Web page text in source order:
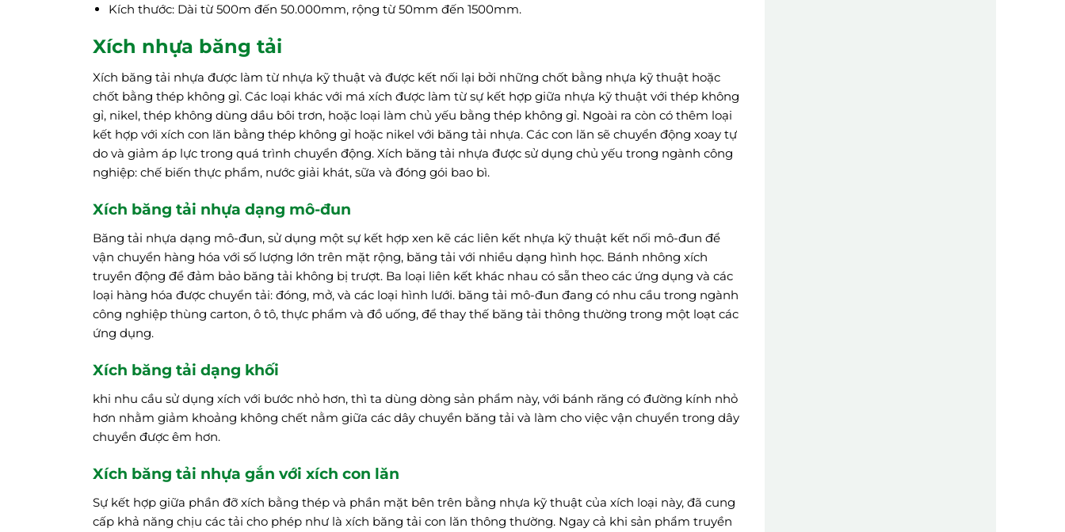
Kích thước: Dài từ 500m đến 50.000mm, rộng từ 50mm đến 1500mm.
Xích nhựa băng tải
Xích băng tải nhựa được làm từ nhựa kỹ thuật và được kết nối lại bởi những chốt bằng nhựa kỹ thuật hoặc
chốt bằng thép không gỉ. Các loại khác với má xích được làm từ sự kết hợp giữa nhựa kỹ thuật với thép không
gỉ, nikel, thép không dùng dầu bôi trơn, hoặc loại làm chủ yếu bằng thép không gỉ. Ngoài ra còn có thêm loại
kết hợp với xích con lăn bằng thép không gỉ hoặc nikel với băng tải nhựa. Các con lăn sẽ chuyển động xoay tự
do và giảm áp lực trong quá trình chuyển động. Xích băng tải nhựa được sử dụng chủ yếu trong ngành công
nghiệp: chế biến thực phẩm, nước giải khát, sữa và đóng gói bao bì.
Xích băng tải nhựa dạng mô-đun
Băng tải nhựa dạng mô-đun, sử dụng một sự kết hợp xen kẽ các liên kết nhựa kỹ thuật kết nối mô-đun để
vận chuyển hàng hóa với số lượng lớn trên mặt rộng, băng tải với nhiều dạng hình học. Bánh nhông xích
truyền động để đảm bảo băng tải không bị trượt. Ba loại liên kết khác nhau có sẵn theo các ứng dụng và các
loại hàng hóa được chuyển tải: đóng, mở, và các loại hình lưới. băng tải mô-đun đang có nhu cầu trong ngành
công nghiệp thùng carton, ô tô, thực phẩm và đồ uống, để thay thế băng tải thông thường trong một loạt các
ứng dụng.
Xích băng tải dạng khối
khi nhu cầu sử dụng xích với bước nhỏ hơn, thì ta dùng dòng sản phẩm này, với bánh răng có đường kính nhỏ
hơn nhằm giảm khoảng không chết nằm giữa các dây chuyền băng tải và làm cho việc vận chuyển trong dây
chuyền được êm hơn.
Xích băng tải nhựa gắn với xích con lăn
Sự kết hợp giữa phần đỡ xích bằng thép và phần mặt bên trên bằng nhựa kỹ thuật của xích loại này, đã cung
cấp khả năng chịu các tải cho phép như là xích băng tải con lăn thông thường. Ngay cả khi sản phẩm truyền